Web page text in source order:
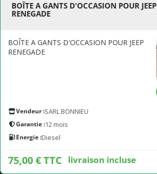
BOÎTE A GANTS D'OCCASION POUR JEEP
RENEGADE
BOÎTE A GANTS D'OCCASION POUR JEEP
RENEGADE
Vendeur :SARL BONNIEU
Garantie :12 mois
Energie :Diesel
75,00 € TTC livraison incluse